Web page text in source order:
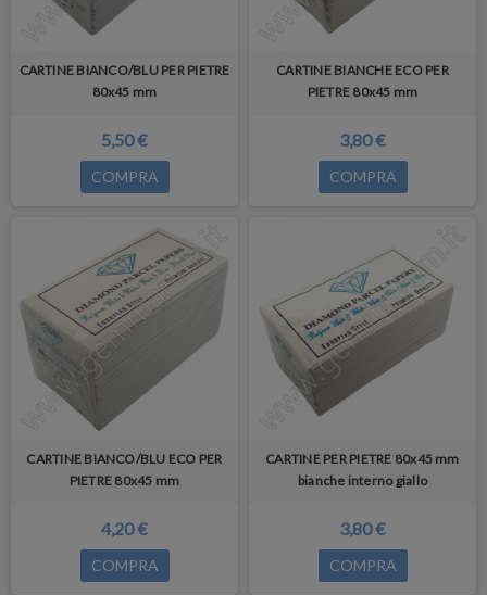
CARTINE BIANCO/BLU PER PIETRE
80x45 mm
5,50 €
COMPRA
CARTINE BIANCHE ECO PER
PIETRE 80x45 mm
3,80 €
COMPRA
CARTINE BIANCO/BLU ECO PER
PIETRE 80x45 mm
4,20 €
COMPRA
CARTINE PER PIETRE 80x45 mm
bianche interno giallo
3,80 €
COMPRA